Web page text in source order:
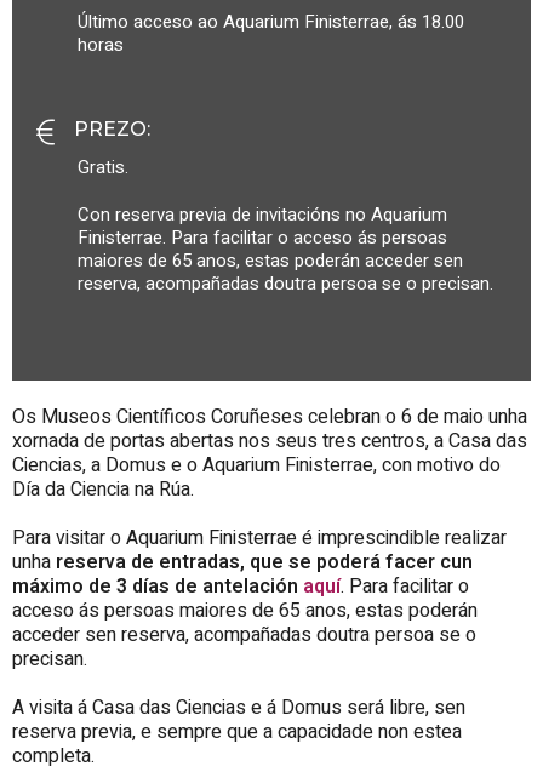
Último acceso ao Aquarium Finisterrae, ás 18.00
horas
PREZO:
Gratis.
Con reserva previa de invitacións no Aquarium
Finisterrae. Para facilitar o acceso ás persoas
maiores de 65 anos, estas poderán acceder sen
reserva, acompañadas doutra persoa se o precisan.
Os Museos Científicos Coruñeses celebran o 6 de maio unha
xornada de portas abertas nos seus tres centros, a Casa das
Ciencias, a Domus e o Aquarium Finisterrae, con motivo do
Día da Ciencia na Rúa.
Para visitar o Aquarium Finisterrae é imprescindible realizar
unha reserva de entradas, que se poderá facer cun
máximo de 3 días de antelación aquí. Para facilitar o
acceso ás persoas maiores de 65 anos, estas poderán
acceder sen reserva, acompañadas doutra persoa se o
precisan.
A visita á Casa das Ciencias e á Domus será libre, sen
reserva previa, e sempre que a capacidade non estea
completa.